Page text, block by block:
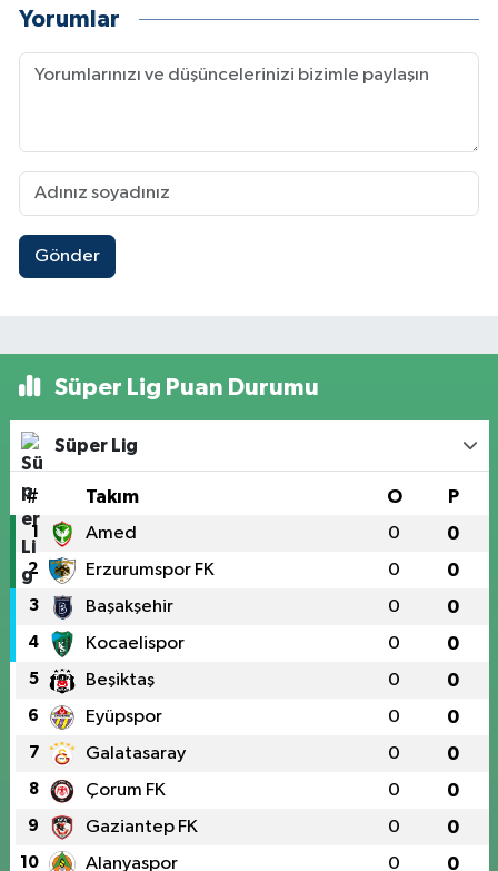
Yorumlar
Gönder
Süper Lig Puan Durumu
Süper Lig
# Takım O P
1 Amed 0 0
2 Erzurumspor FK 0 0
3 Başakşehir 0 0
4 Kocaelispor 0 0
5 Beşiktaş 0 0
6 Eyüpspor 0 0
7 Galatasaray 0 0
8 Çorum FK 0 0
9 Gaziantep FK 0 0
10 Alanyaspor 0 0